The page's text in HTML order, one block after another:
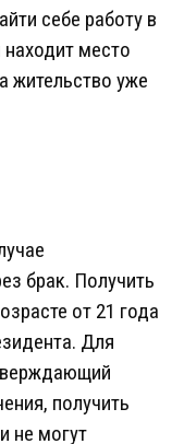
себе работу в
находит место
жительство уже
брак. Получить
от 21 года
Для
получить
не могут